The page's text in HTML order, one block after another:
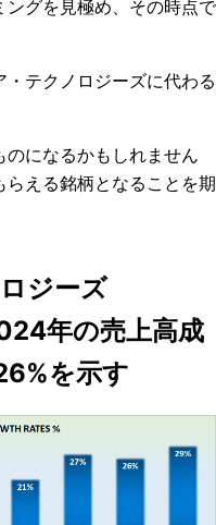
グを見極め、その時点で
テクノロジーズに代わる
になるかもしれません
える銘柄となることを期
ジーズ
年の売上高成
を示す